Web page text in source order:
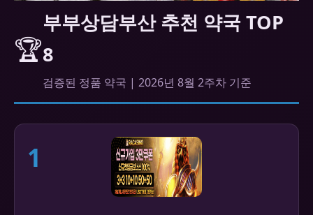
🏆
부부상담부산 추천 약국 TOP
8
검증된 정품 약국 | 2026년 8월 2주차 기준
1